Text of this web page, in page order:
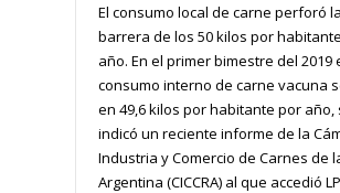
El consumo local de carne perforó la
barrera de los 50 kilos por
año. En el primer bimestre del 2019
consumo interno de carne vacuna
en 49,6 kilos por habitante por año,
indicó un reciente informe de la
Industria y Comercio de Carnes de
Argentina (CICCRA) al que accedió